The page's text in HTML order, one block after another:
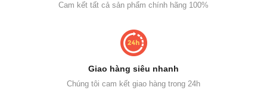
Cam kết tất cả sản phẩm chính hãng 100%
Giao hàng siêu nhanh
Chúng tôi cam kết giao hàng trong 24h